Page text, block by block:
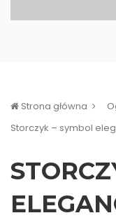
Strona główna
Storczyk – symbol